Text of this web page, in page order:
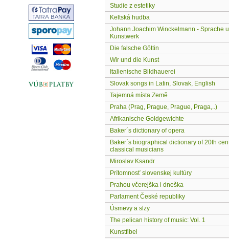
Studie z estetiky
Keltská hudba
Johann Joachim Winckelmann - Sprache
Kunstwerk
Die falsche Göttin
Wir und die Kunst
Italienische Bildhauerei
Slovak songs in Latin, Slovak, English
Tajemná místa Země
Praha (Prag, Prague, Prague, Praga,..)
Afrikanische Goldgewichte
Baker´s dictionary of opera
Baker´s biographical dictionary of 20th
classical musicians
Miroslav Ksandr
Prítomnosť slovenskej kultúry
Prahou včerejška i dneška
Parlament České republiky
Úsmevy a slzy
The pelican history of music: Vol. 1
Kunstfibel